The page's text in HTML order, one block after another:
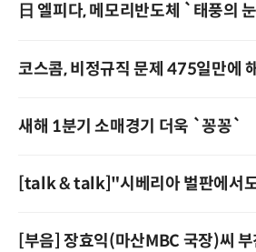
日 엘피다, 메모리반도체 `태풍의
코스콤, 비정규직 문제 475일만에
새해 1분기 소매경기 더욱 `꽁꽁`
[talk & talk]"시베리아 벌판에서
[부음] 장효익(마산MBC 국장)씨